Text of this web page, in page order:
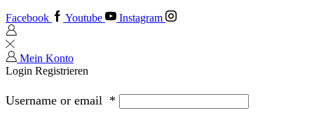
Facebook Youtube Instagram
Mein Konto
Login Registrieren
Username or email *